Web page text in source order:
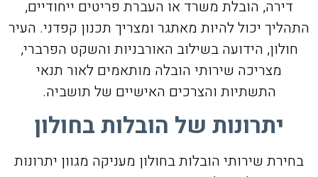
דירה, הובלת משרד או העברת פריטים ייחודיים,
התהליך יכול להיות מאתגר ומצריך תכנון קפדני. העיר
חולון, הידועה בשילוב האורבניות והשקט הפרברי,
מצריכה שירותי הובלה מותאמים לאור תנאי
התשתיות והצרכים האישיים של תושביה.
יתרונות של הובלות בחולון
בחירת שירותי הובלות בחולון מעניקה מגוון יתרונות